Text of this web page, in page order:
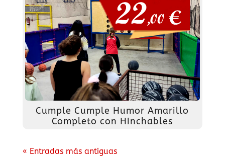
Cumple Cumple Humor Amarillo
Completo con Hinchables
« Entradas más antiguas